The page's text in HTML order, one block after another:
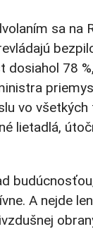
sa
78
vo
lietadlá,
A nejde